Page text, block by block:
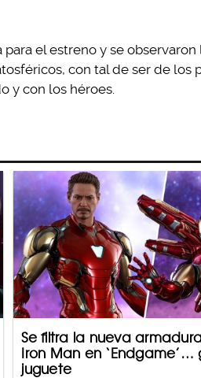
el estreno y se
con tal de ser de los
y con los héroes.
Se filtra la nueva
Iron Man en ‘Endgame’…
juguete